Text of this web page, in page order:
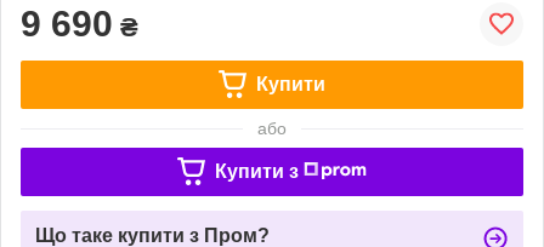
9 690 ₴
Купити
або
Купити з
Що таке купити з Пром?